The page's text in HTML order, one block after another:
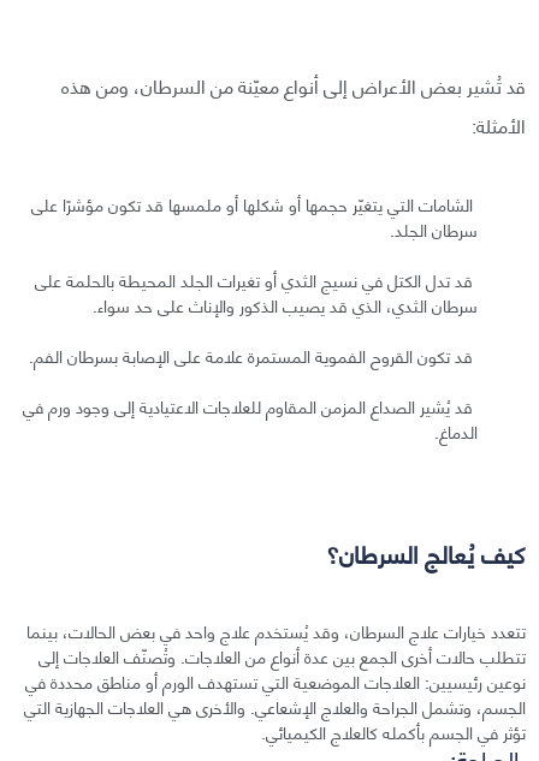
قد تُشير بعض الأعراض إلى أنواع معيّنة من السرطان، ومن هذه
الأمثلة:
الشامات التي يتغيّر حجمها أو شكلها أو ملمسها قد تكون مؤشرًا على
سرطان الجلد.
قد تدل الكتل في نسيج الثدي أو تغيرات الجلد المحيطة بالحلمة على
سرطان الثدي، الذي قد يصيب الذكور والإناث على حد سواء.
قد تكون القروح الفموية المستمرة علامة على الإصابة بسرطان الفم.
قد يُشير الصداع المزمن المقاوم للعلاجات الاعتيادية إلى وجود ورم في
الدماغ.
كيف يُعالج السرطان؟
تتعدد خيارات علاج السرطان، وقد يُستخدم علاج واحد في بعض الحالات، بينما
تتطلب حالات أخرى الجمع بين عدة أنواع من العلاجات. وتُصنّف العلاجات إلى
نوعين رئيسيين: العلاجات الموضعية التي تستهدف الورم أو مناطق محددة في
الجسم، وتشمل الجراحة والعلاج الإشعاعي. والأخرى هي العلاجات الجهازية التي
تؤثر في الجسم بأكمله كالعلاج الكيميائي.